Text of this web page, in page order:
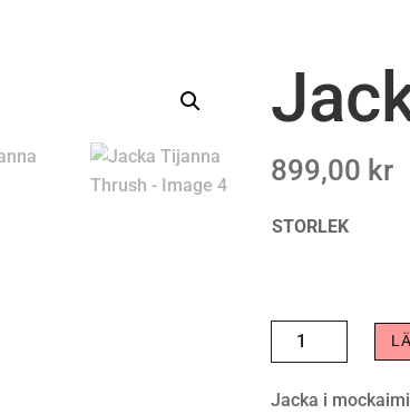
899,00 kr
STORLEK
JACKA
TIJANNA
THRUSH
Jacka i